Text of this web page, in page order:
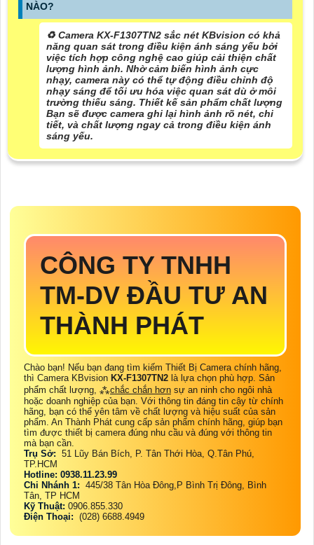
NÀO?
♻️ Camera KX-F1307TN2 sắc nét KBvision có khả
năng quan sát trong điều kiện ánh sáng yếu bởi
việc tích hợp công nghệ cao giúp cải thiện chất
lượng hình ảnh. Nhờ cảm biến hình ảnh cực
nhạy, camera này có thể tự động điều chỉnh độ
nhạy sáng để tối ưu hóa việc quan sát dù ở môi
trường thiếu sáng. Thiết kế sản phẩm chất lượng
Bạn sẽ được camera ghi lại hình ảnh rõ nét, chi
tiết, và chất lượng ngay cả trong điều kiện ánh
sáng yếu.
CÔNG TY TNHH
TM-DV ĐẦU TƯ AN
THÀNH PHÁT
Chào bạn! Nếu bạn đang tìm kiếm Thiết Bị Camera chính hãng,
thì Camera KBvision KX-F1307TN2 là lựa chọn phù hợp. Sản
phẩm chất lượng, ⁂chắc chắn hơn sự an ninh cho ngôi nhà
hoặc doanh nghiệp của bạn. Với thông tin đáng tin cậy từ chính
hãng, bạn có thể yên tâm về chất lượng và hiệu suất của sản
phẩm. An Thành Phát cung cấp sản phẩm chính hãng, giúp bạn
tìm được thiết bị camera đúng nhu cầu và đúng với thông tin
mà bạn cần.
Trụ Sở: 51 Lũy Bán Bích, P. Tân Thới Hòa, Q.Tân Phú,
TP.HCM
Hotline: 0938.11.23.99
Chi Nhánh 1: 445/38 Tân Hòa Đông,P Bình Trị Đông, Bình
Tân, TP HCM
Kỹ Thuật: 0906.855.330
Điện Thoại: (028) 6688.4949